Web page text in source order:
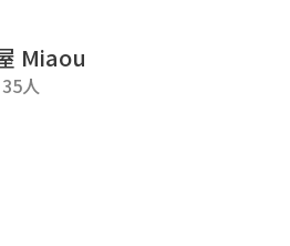
www.instagram.com/
猫部屋での出来事・備忘記
Miaou
人